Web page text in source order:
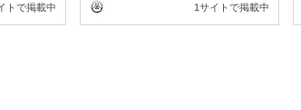
トで掲載中 1サイトで掲載中